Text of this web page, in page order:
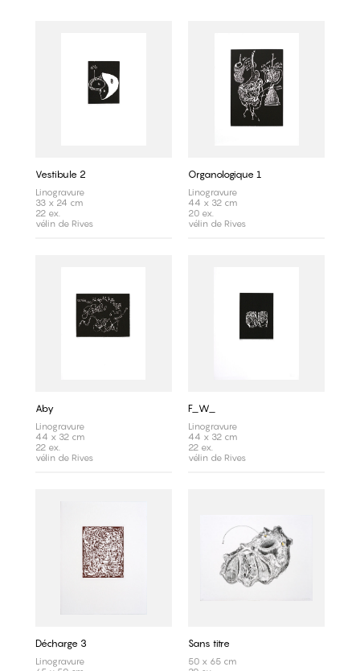
Vestibule 2
Linogravure
33 x 24 cm
22 ex.
vélin de Rives
Organologique 1
Linogravure
44 x 32 cm
20 ex.
vélin de Rives
Aby
Linogravure
44 x 32 cm
22 ex.
vélin de Rives
F_W_
Linogravure
44 x 32 cm
22 ex.
vélin de Rives
Décharge 3
Linogravure
Sans titre
50 x 65 cm